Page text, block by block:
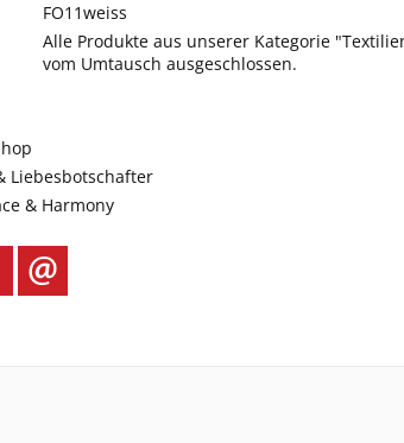
FO11weiss
Alle Produkte aus unserer Kategorie
vom Umtausch ausgeschlossen.
Liebesbotschafter
& Harmony